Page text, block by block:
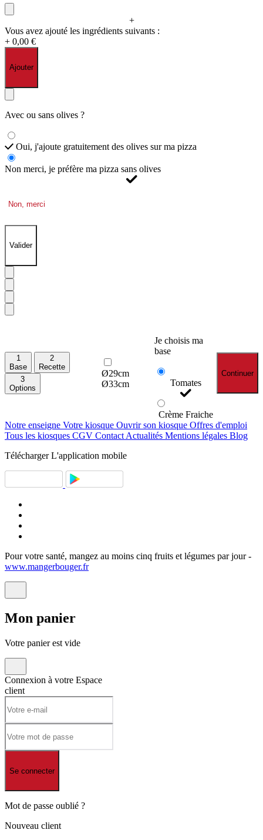
+
Vous avez ajouté les ingrédients suivants :
+ 0,00 €
Ajouter
Avec ou sans olives ?
Oui, j'ajoute gratuitement des olives sur ma pizza
Non merci, je préfère ma pizza sans olives
Non, merci
Valider
1
Base
2
Recette
3
Options
Ø29cm
Ø33cm
Je choisis ma
base
Tomates
Crème Fraiche
Continuer
Notre enseigne Votre kiosque Ouvrir son kiosque Offres d'emploi
Tous les kiosques CGV Contact Actualités Mentions légales Blog
Télécharger L'application mobile
Pour votre santé, mangez au moins cinq fruits et légumes par jour -
www.mangerbouger.fr
Mon panier
Votre panier est vide
Connexion à votre Espace
client
Se connecter
Mot de passe oublié ?
Nouveau client